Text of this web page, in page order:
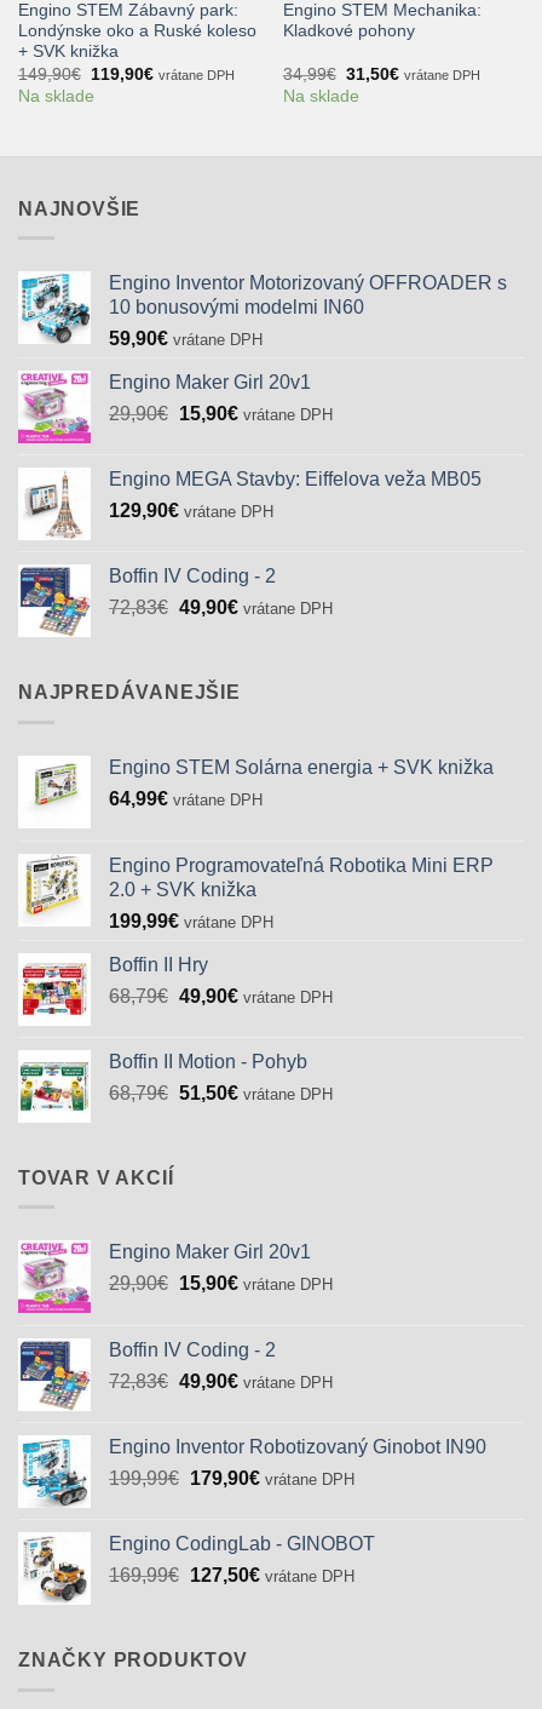
Engino STEM Zábavný park:
Londýnske oko a Ruské koleso
+ SVK knižka
149,90€
Pôvodná
bola:
119,90€Aktuálna
vrátane DPH
Na sklade
Engino STEM Mechanika:
Kladkové pohony
34,99€ Pôvodná
cena
bola:
31,50€Aktuálna
vrátane DPH
Na sklade
NAJNOVŠIE
Engino Inventor Motorizovaný OFFROADER s
10 bonusovými modelmi IN60
59,90€ vrátane DPH
Engino Maker Girl 20v1
29,90€ Pôvodná
29,90€.
15,90€Aktuálna
15,90€.
vrátane DPH
Engino MEGA Stavby: Eiffelova veža MB05
129,90€ vrátane DPH
Boffin IV Coding - 2
72,83€ Pôvodná
72,83€.
49,90€Aktuálna
49,90€.
vrátane DPH
NAJPREDÁVANEJŠIE
Engino STEM Solárna energia + SVK knižka
64,99€ vrátane DPH
Engino Programovateľná Robotika Mini ERP
2.0 + SVK knižka
199,99€ vrátane DPH
Boffin II Hry
68,79€ Pôvodná
68,79€.
49,90€Aktuálna
49,90€.
vrátane DPH
Boffin II Motion - Pohyb
68,79€ Pôvodná
51,50€Aktuálna
vrátane DPH
TOVAR V AKCIÍ
Engino Maker Girl 20v1
29,90€ Pôvodná
29,90€.
15,90€Aktuálna
15,90€.
vrátane DPH
Boffin IV Coding - 2
72,83€ Pôvodná
72,83€.
49,90€Aktuálna
49,90€.
vrátane DPH
Engino Inventor Robotizovaný Ginobot IN90
199,99€ Pôvodná
199,99€.
179,90€Aktuálna
179,90€.
vrátane DPH
Engino CodingLab - GINOBOT
169,99€ Pôvodná
169,99€.
127,50€Aktuálna
vrátane DPH
ZNAČKY PRODUKTOV